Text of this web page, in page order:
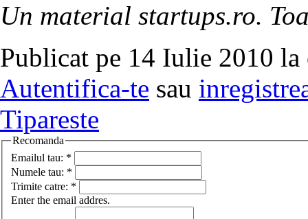
Un material startups.ro.
Publicat pe 14 Iulie 2010 la
Autentifica-te sau
Tipareste
Recomanda
Emailul tau: *
Numele tau: *
Trimite catre: *
Enter the email addres.